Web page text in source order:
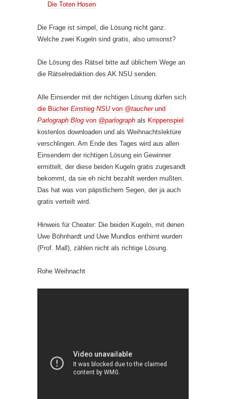
Die Toten Hosen
Die Frage ist simpel, die Lösung nicht ganz.
Welche zwei Kugeln sind gratis, also umsonst?
Die Lösung des Rätsel bitte auf üblichem Wege an
die Rätselredaktion des AK NSU senden.
Alle Einsender mit der richtigen Lösung dürfen sich
die Bücher Einstieg NSUvon @taucherund
Parlograph Blog von @parlograph als Krippenspiel
kostenlos downloaden und als Weihnachtslektüre
verschlingen. Am Ende des Tages wird aus allen
Einsendern der richtigen Lösung ein Gewinner
ermittelt, der diese beiden Kugeln gratis zugesandt
bekommt, da sie eh nicht bezahlt werden mußten.
Das hat was von päpstlichem Segen, der ja auch
gratis verteilt wird.
Hinweis für Cheater: Die beiden Kugeln, mit denen
Uwe Böhnhardt und Uwe Mundlos enthirnt wurden
(Prof. Mall), zählen nicht als richtige Lösung.
Rohe Weihnacht